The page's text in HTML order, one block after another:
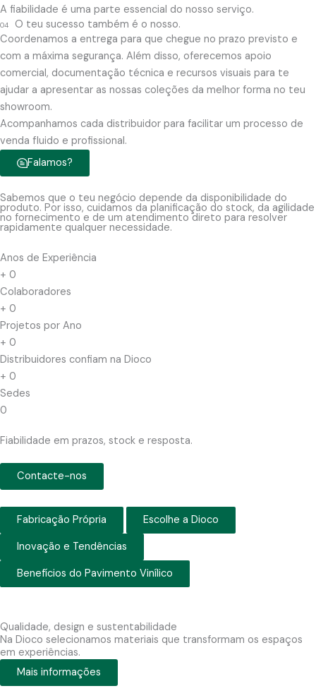
A fiabilidade é uma parte essencial do nosso serviço.
04
O teu sucesso também é o nosso.
Coordenamos a entrega para que chegue no prazo previsto e
com a máxima segurança. Além disso, oferecemos apoio
comercial, documentação técnica e recursos visuais para te
ajudar a apresentar as nossas coleções da melhor forma no teu
showroom.
Acompanhamos cada distribuidor para facilitar um processo de
venda fluido e profissional.
Falamos?
Sabemos que o teu negócio depende da disponibilidade do
produto. Por isso, cuidamos da planificação do stock, da agilidade
no fornecimento e de um atendimento direto para resolver
rapidamente qualquer necessidade.
Anos de Experiência
+ 0
Colaboradores
+ 0
Projetos por Ano
+ 0
Distribuidores confiam na Dioco
+ 0
Sedes
0
Fiabilidade em prazos, stock e resposta.
Contacte-nos
Fabricação Própria
Escolhe a Dioco
Inovação e Tendências
Benefícios do Pavimento Vinílico
Qualidade, design e sustentabilidade
Na Dioco selecionamos materiais que transformam os espaços
em experiências.
Mais informações